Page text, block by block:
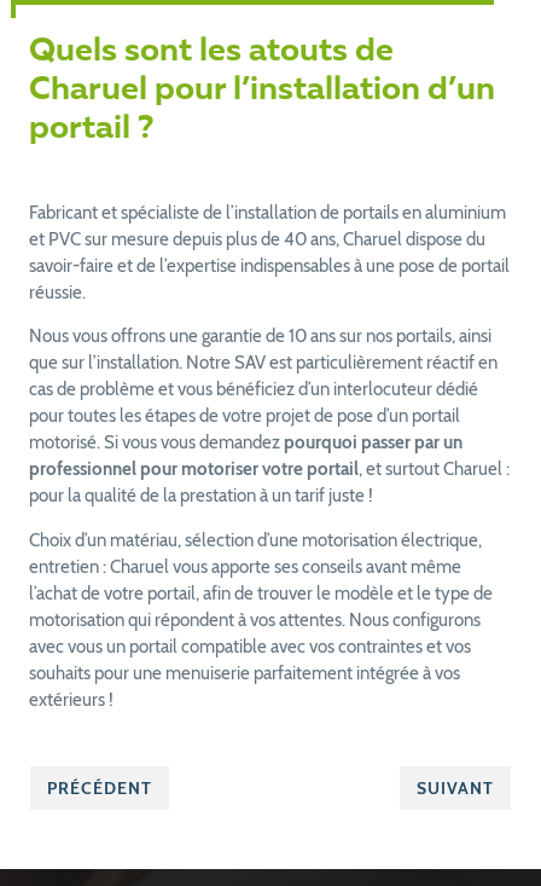
Quels sont les atouts de
Charuel pour l’installation d’un
portail ?
Fabricant et spécialiste de l’installation de portails en aluminium
et PVC sur mesure depuis plus de 40 ans, Charuel dispose du
savoir-faire et de l’expertise indispensables à une pose de portail
réussie.
Nous vous offrons une garantie de 10 ans sur nos portails, ainsi
que sur l’installation. Notre SAV est particulièrement réactif en
cas de problème et vous bénéficiez d’un interlocuteur dédié
pour toutes les étapes de votre projet de pose d’un portail
motorisé. Si vous vous demandez pourquoi passer par un
professionnel pour motoriser votre portail, et surtout Charuel :
pour la qualité de la prestation à un tarif juste !
Choix d’un matériau, sélection d’une motorisation électrique,
entretien : Charuel vous apporte ses conseils avant même
l’achat de votre portail, afin de trouver le modèle et le type de
motorisation qui répondent à vos attentes. Nous configurons
avec vous un portail compatible avec vos contraintes et vos
souhaits pour une menuiserie parfaitement intégrée à vos
extérieurs !
PRÉCÉDENT SUIVANT